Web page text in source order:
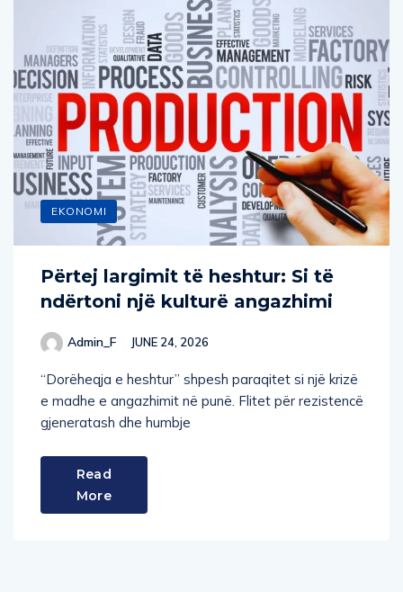
EKONOMI
Përtej largimit të heshtur: Si të
ndërtoni një kulturë angazhimi
Admin_F JUNE 24, 2026
“Dorëheqja e heshtur” shpesh paraqitet si një krizë
e madhe e angazhimit në punë. Flitet për rezistencë
gjeneratash dhe humbje
Read
More